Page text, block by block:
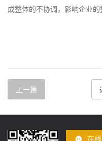
成整体的不协调，影响企业的
上一篇
在